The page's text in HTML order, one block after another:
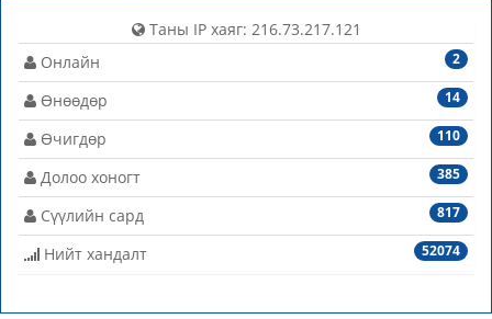
Таны IP хаяг: 216.73.217.121
2
Онлайн
14
Өнөөдөр
110
Өчигдөр
385
Долоо хоногт
817
Сүүлийн сард
52074
Нийт хандалт